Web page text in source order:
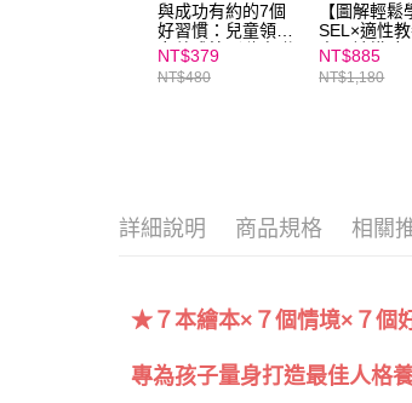
與成功有約的7個
好習慣：兒童領導
力養成篇（隨書附
贈好習慣養成計畫
表＆習慣樹雙面海
NT$379
NT$480
【圖解輕鬆
SEL×適性
書：讀懂孩
質、培養社
力、練習好
NT$885
NT$1,180
詳細說明 商品規格 相關
★７本繪本×７個情境×７個
專為孩子量身打造最佳人格